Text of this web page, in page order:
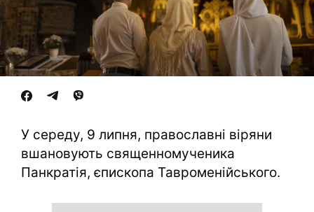
У середу, 9 липня, православні віряни
вшановують священномученика
Панкратія, єпископа Тавроменійського.